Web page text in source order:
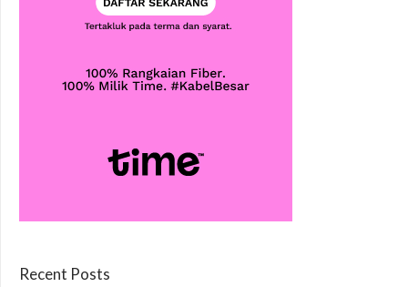
Recent Posts